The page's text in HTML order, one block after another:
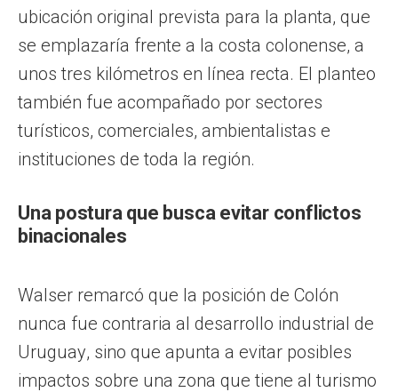
ubicación original prevista para la planta, que
se emplazaría frente a la costa colonense, a
unos tres kilómetros en línea recta. El planteo
también fue acompañado por sectores
turísticos, comerciales, ambientalistas e
instituciones de toda la región.
Una postura que busca evitar conflictos
binacionales
Walser remarcó que la posición de Colón
nunca fue contraria al desarrollo industrial de
Uruguay, sino que apunta a evitar posibles
impactos sobre una zona que tiene al turismo